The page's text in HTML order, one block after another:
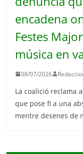
encadena
Festes
música en
08/07/2026
La coalició reclama
que pose fi a una
mentre desenes de